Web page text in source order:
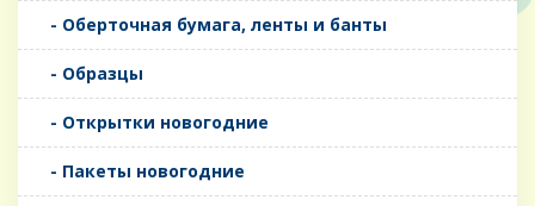
- Оберточная бумага, ленты и банты
- Образцы
- Открытки новогодние
- Пакеты новогодние